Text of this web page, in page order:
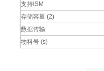
支持ISM
存储容量 (2)
数据传输
物料号 (s)